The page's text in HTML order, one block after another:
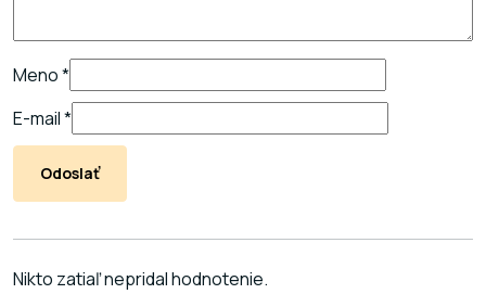
Meno*
E-mail*
Nikto zatiaľ nepridal hodnotenie.